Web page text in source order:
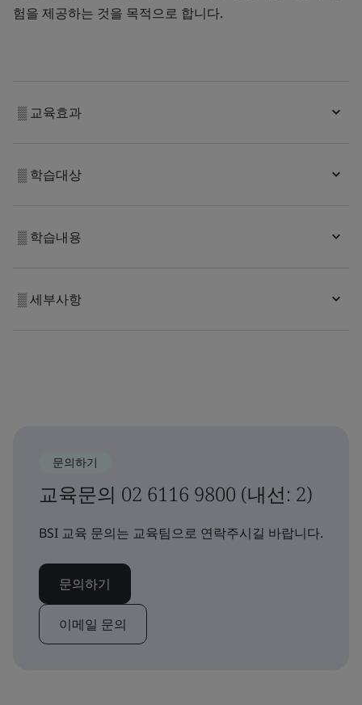
험을 제공하는 것을 목적으로 합니다.
▒ 교육효과
▒ 학습대상
▒ 학습내용
▒ 세부사항
문의하기
교육문의 02 6116 9800 (내선: 2)
BSI 교육 문의는 교육팀으로 연락주시길 바랍니다.
문의하기
이메일 문의